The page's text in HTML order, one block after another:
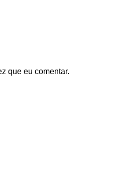
que eu comentar.